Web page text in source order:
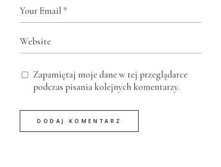
Zapamiętaj moje dane w tej przeglądarce
podczas pisania kolejnych komentarzy.
DODAJ KOMENTARZ